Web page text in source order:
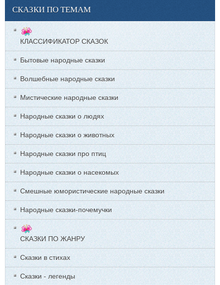
СКАЗКИ ПО ТЕМАМ
КЛАССИФИКАТОР СКАЗОК
Бытовые народные сказки
Волшебные народные сказки
Мистические народные сказки
Народные сказки о людях
Народные сказки о животных
Народные сказки про птиц
Народные сказки о насекомых
Смешные юмористические народные сказки
Народные сказки-почемучки
СКАЗКИ ПО ЖАНРУ
Сказки в стихах
Сказки - легенды